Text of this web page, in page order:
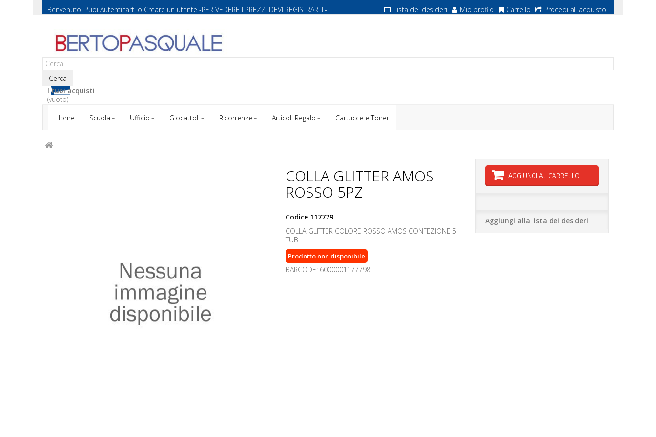
Benvenuto! Puoi Autenticarti o Creare un utente -PER VEDERE I PREZZI DEVI REGISTRARTI!- Lista dei desideri Mio profilo Carrello Procedi all acquisto
Cerca
I tuoi acquisti
(vuoto)
Home
Scuola Ufficio Giocattoli Ricorrenze Articoli Regalo Cartucce e Toner
COLLA GLITTER AMOS
ROSSO 5PZ
Codice 117779
COLLA-GLITTER COLORE ROSSO AMOS CONFEZIONE 5
TUBI
Prodotto non disponibile
BARCODE: 6000001177798
AGGIUNGI AL CARRELLO
Aggiungi alla lista dei desideri